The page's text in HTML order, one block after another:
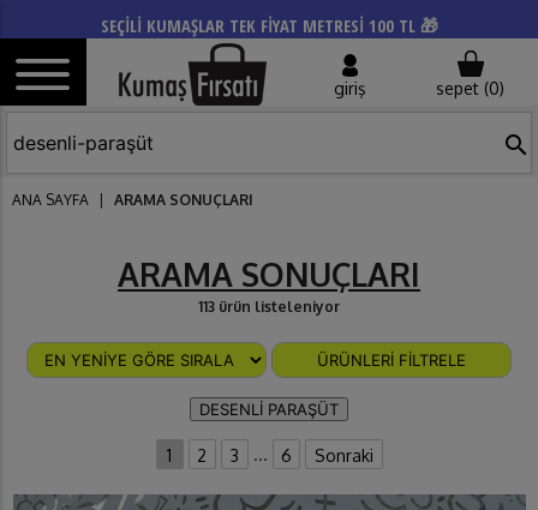
SEÇİLİ KUMAŞLAR TEK FİYAT METRESİ 100 TL 🎁
giriş sepet (0)
search
ANA SAYFA ARAMA SONUÇLARI
ARAMA SONUÇLARI
113 ürün listeleniyor
ÜRÜNLERİ FİLTRELE
DESENLİ PARAŞÜT
1 2 3 ... 6 Sonraki